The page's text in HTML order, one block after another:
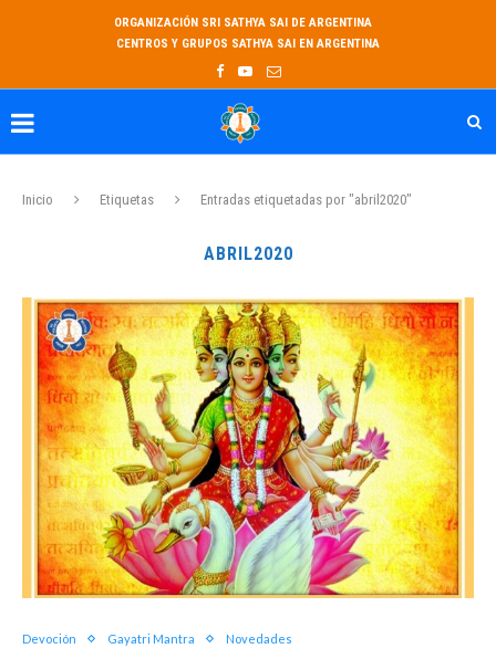
ORGANIZACIÓN SRI SATHYA SAI DE ARGENTINA
CENTROS Y GRUPOS SATHYA SAI EN ARGENTINA
Inicio Etiquetas Entradas etiquetadas por "abril2020"
ABRIL2020
Devoción Gayatri Mantra Novedades